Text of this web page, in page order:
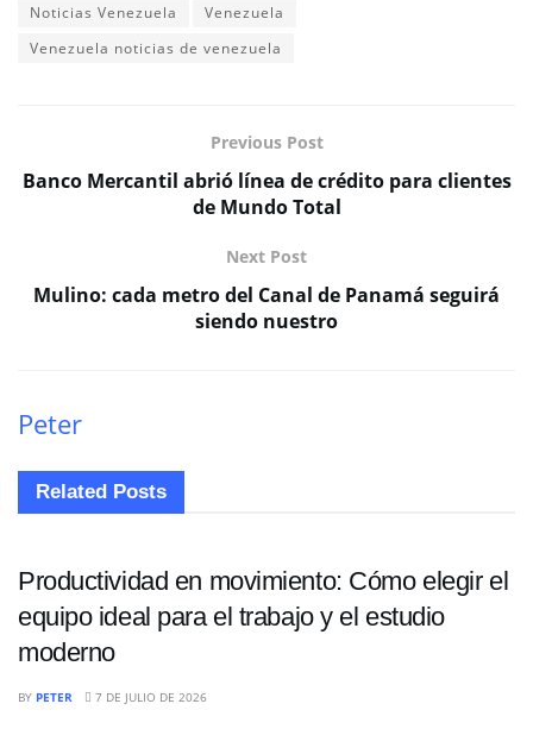
Noticias Venezuela
Venezuela
Venezuela noticias de venezuela
Previous Post
Banco Mercantil abrió línea de crédito para clientes
de Mundo Total
Next Post
Mulino: cada metro del Canal de Panamá seguirá
siendo nuestro
Peter
Related Posts
TECNOLOGIA
Productividad en movimiento: Cómo elegir el
equipo ideal para el trabajo y el estudio
moderno
BY PETER 7 DE JULIO DE 2026